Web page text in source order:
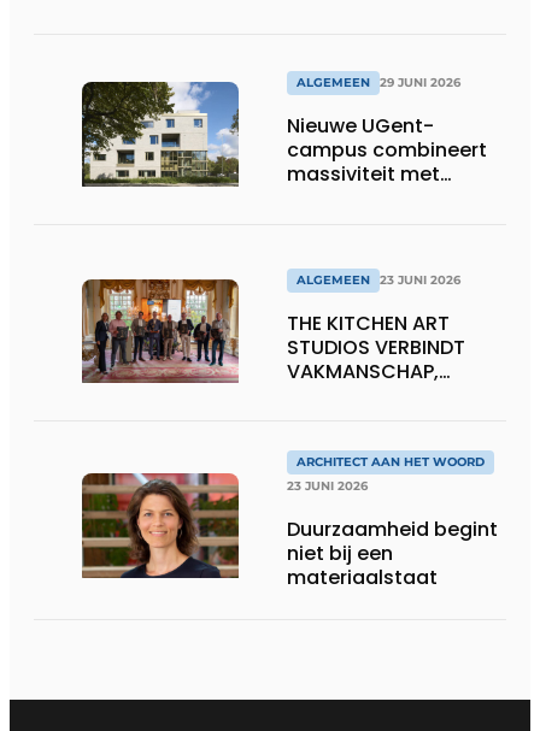
ALGEMEEN 29 JUNI 2026
Nieuwe UGent-
campus combineert
massiviteit met
ALGEMEEN 23 JUNI 2026
THE KITCHEN ART
STUDIOS VERBINDT
VAKMANSCHAP,
DE LEEFKEUKEN VAN DE
TOEKOMST
ARCHITECT AAN HET WOORD
23 JUNI 2026
Duurzaamheid begint
niet bij een
materiaalstaat